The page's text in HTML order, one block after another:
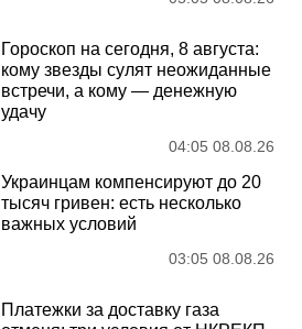
Гороскоп на сегодня, 8 августа:
кому звезды сулят неожиданные
встречи, а кому — денежную
удачу
04:05 08.08.26
Украинцам компенсируют до 20
тысяч гривен: есть несколько
важных условий
03:05 08.08.26
Платежки за доставку газа